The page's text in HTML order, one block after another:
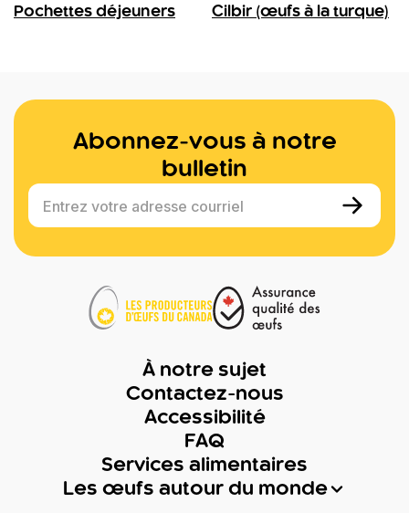
Pochettes déjeuners Cilbir (œufs à la turque)
Abonnez-vous à notre
bulletin
Entrez votre adresse courriel
À notre sujet
Contactez-nous
Accessibilité
FAQ
Services alimentaires
Les œufs autour du monde